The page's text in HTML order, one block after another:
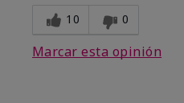
10 0
Marcar esta opinión